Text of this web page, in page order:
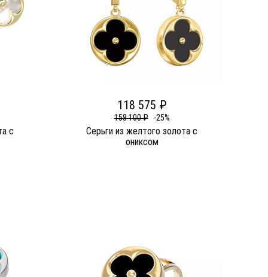
c
118 575 ₽
158 100 ₽ -25%
Серьги из желтого золота c
ониксом